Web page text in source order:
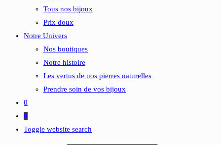
Tous nos bijoux
Prix doux
Notre Univers
Nos boutiques
Notre histoire
Les vertus de nos pierres naturelles
Prendre soin de vos bijoux
0
0
Toggle website search